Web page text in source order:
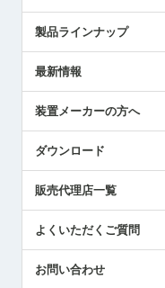
ごあいさつ
受賞履歴
採用情報
国/地域/言語
製品ラインナップ
ツールセッタ製品
エアマイクロセンサ製品
最新情報
メトロールの技術
社員ブログ
中小企業のBCP地震対策
センサのテクニカルガイド
社長ブログ
装置メーカーの方へ
ダウンロード
販売代理店一覧
よくいただくご質問
お問い合わせ